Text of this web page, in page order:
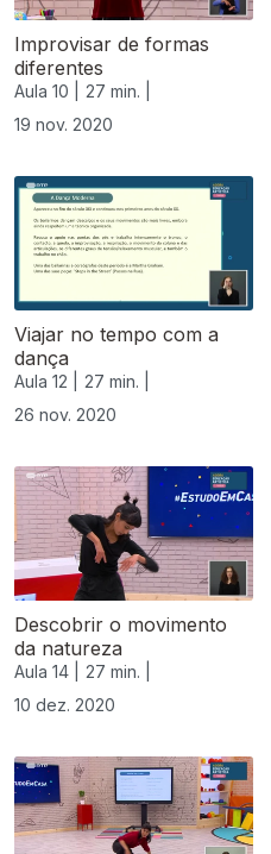
Improvisar de formas
diferentes
Aula 10 |
27 min. |
19 nov. 2020
Viajar no tempo com a
dança
Aula 12 |
27 min. |
26 nov. 2020
Descobrir o movimento
da natureza
Aula 14 |
27 min. |
10 dez. 2020